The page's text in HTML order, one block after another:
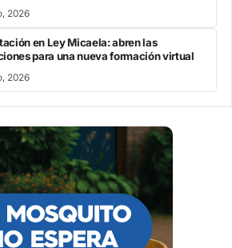
2026
en Ley Micaela: abren las
para una nueva formación virtual
2026